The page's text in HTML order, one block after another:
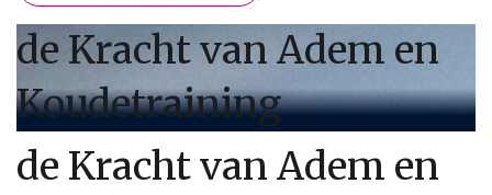
de Kracht van Adem en
Koudetraining
de Kracht van Adem en